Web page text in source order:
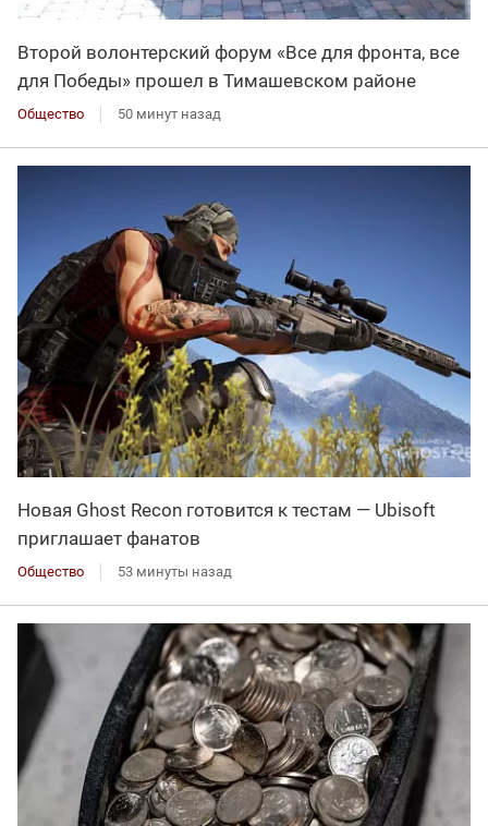
Второй волонтерский форум «Все для фронта, все
для Победы» прошел в Тимашевском районе
Общество 50 минут назад
Новая Ghost Recon готовится к тестам — Ubisoft
приглашает фанатов
Общество 53 минуты назад